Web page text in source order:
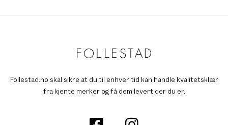
Follestad.no skal sikre at du til enhver tid kan handle kvalitetsklær
fra kjente merker og få dem levert der du er.